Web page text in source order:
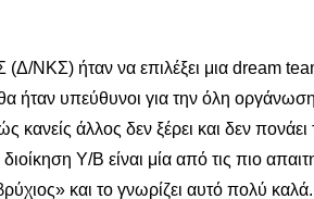
ΝΚΣ) ήταν να επιλέξει μια dream
ήταν υπεύθυνοι για την όλη
κανείς άλλος δεν ξέρει και δεν
Υ/Β είναι μία από τις πιο
και το γνωρίζει αυτό πολύ καλά.